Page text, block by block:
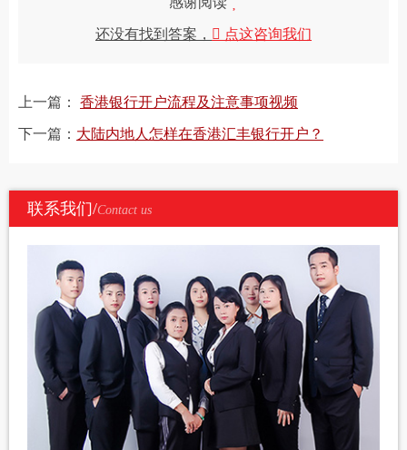
还没有找到答案， 点这咨询我们
上一篇： 香港银行开户流程及注意事项视频
下一篇： 大陆内地人怎样在香港汇丰银行开户？
联系我们/Contact us